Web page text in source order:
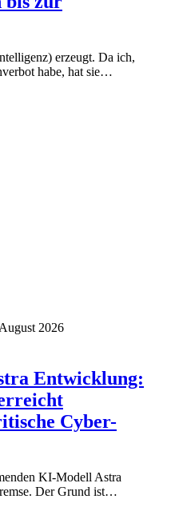
erzeugt. Da ich,
habe, hat sie…
2026
Entwicklung:
Cyber-
KI-Modell Astra
Der Grund ist…